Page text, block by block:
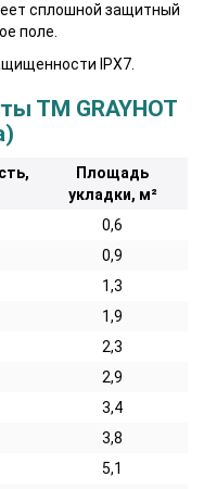
сплошной защитный
поле.
IPX7.
ТМ GRAYHOT
Площадь
укладки, м²
0,6
0,9
1,3
1,9
2,3
2,9
3,4
3,8
5,1